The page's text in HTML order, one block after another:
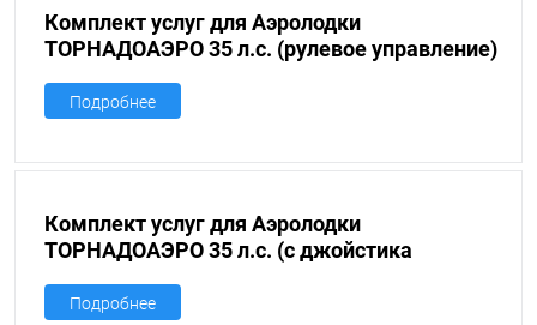
Комплект услуг для Аэролодки
ТОРНАДОАЭРО 35 л.с. (рулевое управление)
Подробнее
Комплект услуг для Аэролодки
ТОРНАДОАЭРО 35 л.с. (с джойстика
Подробнее